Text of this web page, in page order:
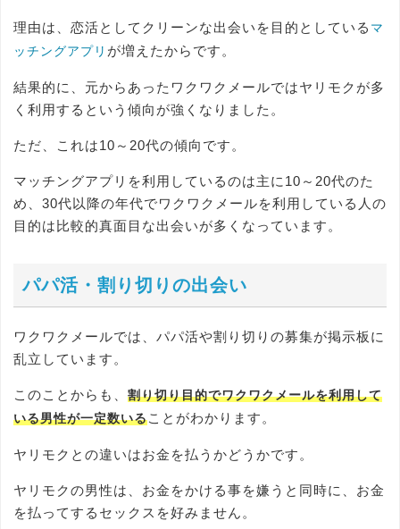
理由は、恋活としてクリーンな出会いを目的としている マ
ッチングアプリ が増えたからです。
結果的に、元からあったワクワクメールではヤリモクが多
く利用するという傾向が強くなりました。
ただ、これは10～20代の傾向です。
マッチングアプリを利用しているのは主に10～20代のた
め、30代以降の年代でワクワクメールを利用している人の
目的は比較的真面目な出会いが多くなっています。
パパ活・割り切りの出会い
ワクワクメールでは、パパ活や割り切りの募集が掲示板に
乱立しています。
このことからも、 割り切り目的でワクワクメールを利用して
いる男性が一定数いることがわかります。
ヤリモクとの違いはお金を払うかどうかです。
ヤリモクの男性は、お金をかける事を嫌うと同時に、お金
を払ってするセックスを好みません。